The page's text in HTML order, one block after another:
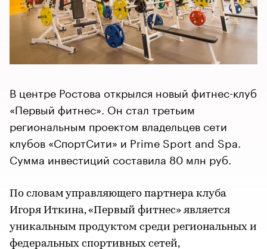
В центре Ростова открылся новый фитнес-клуб
«Первый фитнес». Он стал третьим
региональным проектом владельцев сети
клубов «СпортСити» и Prime Sport and Spa.
Сумма инвестиций составила 80 млн руб.
По словам управляющего партнера клуба
Игоря Иткина, «Первый фитнес» является
уникальным продуктом среди региональных и
федеральных спортивных сетей,